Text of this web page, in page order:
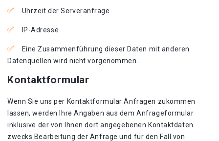
Uhrzeit der Serveranfrage
IP-Adresse
Eine Zusammenführung dieser Daten mit anderen
Datenquellen wird nicht vorgenommen.
Kontaktformular
Wenn Sie uns per Kontaktformular Anfragen zukommen
lassen, werden Ihre Angaben aus dem Anfrageformular
inklusive der von Ihnen dort angegebenen Kontaktdaten
zwecks Bearbeitung der Anfrage und für den Fall von